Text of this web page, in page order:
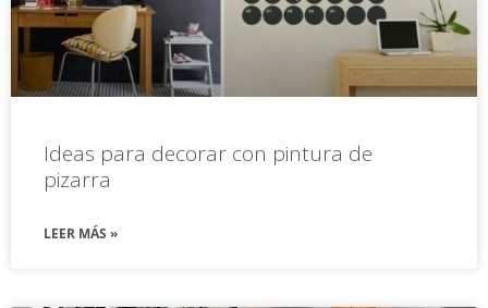
Ideas para decorar con pintura de
pizarra
LEER MÁS »